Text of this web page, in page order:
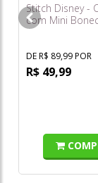
Stitch Disney -
com Mini
Surpresa - Série
DE R$ 89,99 POR
R$ 49,99